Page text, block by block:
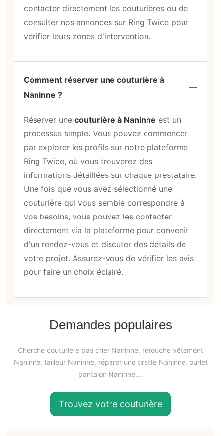
contacter directement les couturières ou de
consulter nos annonces sur Ring Twice pour
vérifier leurs zones d'intervention.
Comment réserver une couturière à
Naninne ?
Réserver une couturière à Naninne est un
processus simple. Vous pouvez commencer
par explorer les profils sur notre plateforme
Ring Twice, où vous trouverez des
informations détaillées sur chaque prestataire.
Une fois que vous avez sélectionné une
couturière qui vous semble correspondre à
vos besoins, vous pouvez les contacter
directement via la plateforme pour convenir
d'un rendez-vous et discuter des détails de
votre projet. Assurez-vous de vérifier les avis
pour faire un choix éclairé.
Demandes populaires
Cherche couturière pas cher Naninne, retouche vêtement
Naninne, tailleur Naninne, réparer une tirette Naninne, ourlet
pantalon Naninne,…
Trouvez votre couturière